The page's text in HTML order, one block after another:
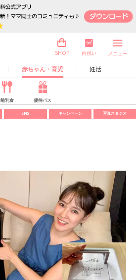
赤ちゃん・育児 妊活
SHOP 内祝い メニュー
離乳食 優待パス
SNS キャンペーン 写真スタジオ